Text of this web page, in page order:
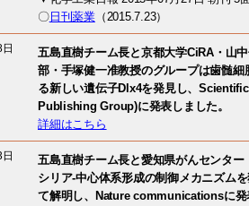
〇日刊薬業（2015.7.23）
五島直樹チーム長と京都大学CiRA・山
部・手塚健一准教授のグループは歯髄
る新しい遺伝子Dlx4を発見し、
Publishing Group)に発表しました。
詳細はこちら
五島直樹チーム長と愛知県がんセンタ
シリア-中心体系形成の制御メカニズム
て解明し、Nature communicationsに発